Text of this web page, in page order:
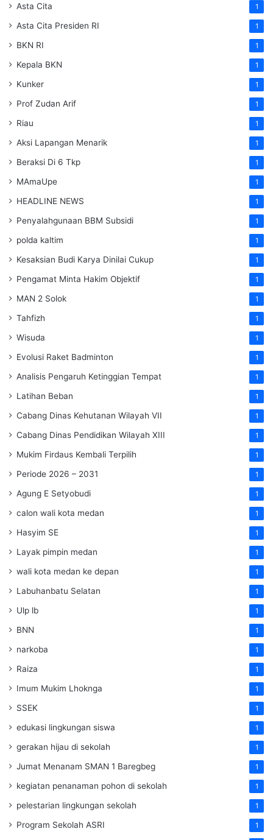
Asta Cita 1
Asta Cita Presiden RI 1
BKN RI 1
Kepala BKN 1
Kunker 1
Prof Zudan Arif 1
Riau 1
Aksi Lapangan Menarik 1
Beraksi Di 6 Tkp 1
MAmaUpe 1
HEADLINE NEWS 1
Penyalahgunaan BBM Subsidi 1
polda kaltim 1
Kesaksian Budi Karya Dinilai Cukup 1
Pengamat Minta Hakim Objektif 1
MAN 2 Solok 1
Tahfizh 1
Wisuda 1
Evolusi Raket Badminton 1
Analisis Pengaruh Ketinggian Tempat 1
Latihan Beban 1
Cabang Dinas Kehutanan Wilayah VII 1
Cabang Dinas Pendidikan Wilayah XIII 1
Mukim Firdaus Kembali Terpilih 1
Periode 2026 – 2031 1
Agung E Setyobudi 1
calon wali kota medan 1
Hasyim SE 1
Layak pimpin medan 1
wali kota medan ke depan 1
Labuhanbatu Selatan 1
Ulp lb 1
BNN 1
narkoba 1
Raiza 1
Imum Mukim Lhoknga 1
SSEK 1
edukasi lingkungan siswa 1
gerakan hijau di sekolah 1
Jumat Menanam SMAN 1 Baregbeg 1
kegiatan penanaman pohon di sekolah 1
pelestarian lingkungan sekolah 1
Program Sekolah ASRI 1